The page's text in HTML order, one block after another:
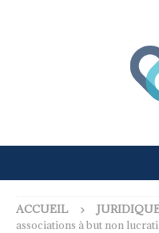
ACCUEIL
associations à but non